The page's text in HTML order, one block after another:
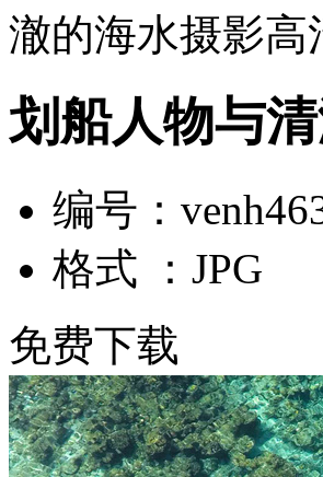
澈的海水摄影高
划船人物与
编号：
格式 ：JPG
免费下载